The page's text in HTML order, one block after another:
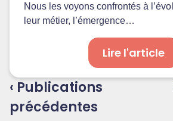
Nous les voyons confrontés à
leur métier, l’émergence…
Lire l'article
‹ Publications
précédentes